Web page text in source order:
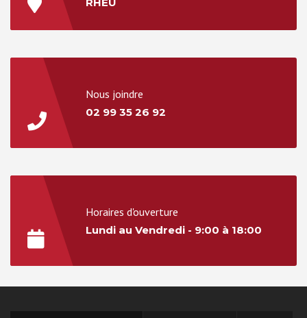
Nous joindre
02 99 35 26 92
Horaires d'ouverture
Lundi au Vendredi - 9:00 à 18:00